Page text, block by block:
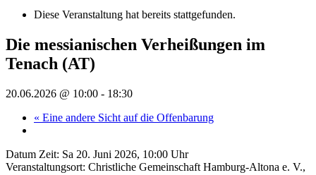
Diese Veranstaltung hat bereits stattgefunden.
Die messianischen Verheißungen im
Tenach (AT)
20.06.2026 @ 10:00 - 18:30
« Eine andere Sicht auf die Offenbarung
Datum Zeit: Sa 20. Juni 2026, 10:00 Uhr
Veranstaltungsort: Christliche Gemeinschaft Hamburg-Altona e. V.,